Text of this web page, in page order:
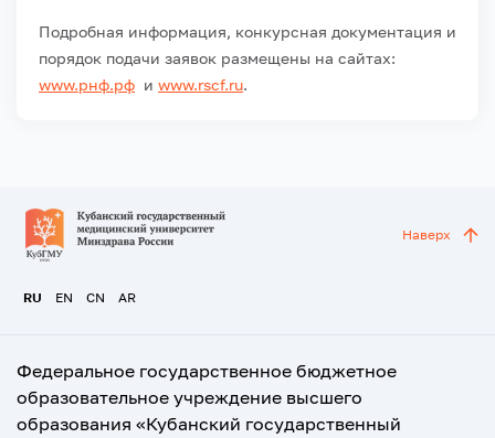
Подробная информация, конкурсная документация и
порядок подачи заявок размещены на сайтах:
www.рнф.рф и www.rscf.ru.
RU EN CN AR
Наверх
Федеральное государственное бюджетное
образовательное учреждение высшего
образования «Кубанский государственный